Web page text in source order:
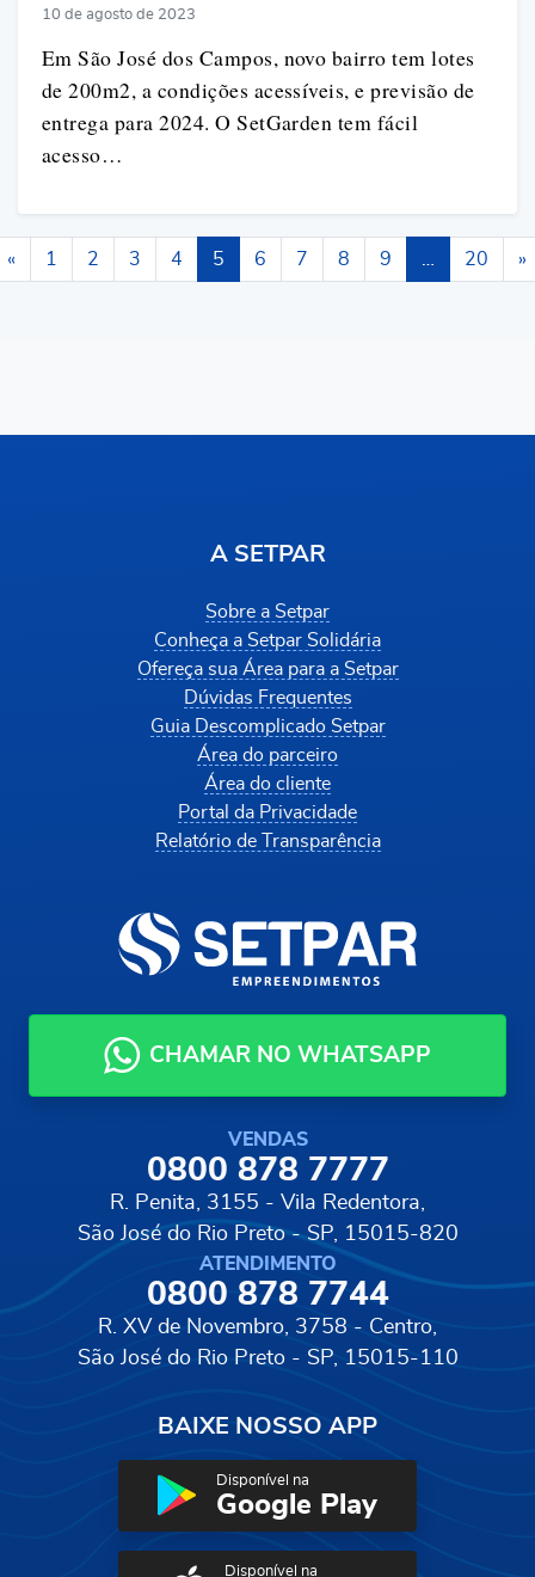
10 de agosto de 2023
Em São José dos Campos, novo bairro tem lotes
de 200m2, a condições acessíveis, e previsão de
entrega para 2024. O SetGarden tem fácil
acesso…
« 1 2 3 4 5 6 7 8 9 20 »
A SETPAR
Sobre a Setpar
Conheça a Setpar Solidária
Ofereça sua Área para a Setpar
Dúvidas Frequentes
Guia Descomplicado Setpar
Área do parceiro
Área do cliente
Portal da Privacidade
Relatório de Transparência
CHAMAR NO WHATSAPP
VENDAS
0800 878 7777
R. Penita, 3155 - Vila Redentora,
São José do Rio Preto - SP, 15015-820
ATENDIMENTO
0800 878 7744
R. XV de Novembro, 3758 - Centro,
São José do Rio Preto - SP, 15015-110
BAIXE NOSSO APP
Disponível na
Google Play
Disponível na